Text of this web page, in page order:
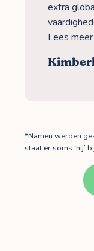
extra
Lees meer
*Namen werden
staat er soms ‘hij’